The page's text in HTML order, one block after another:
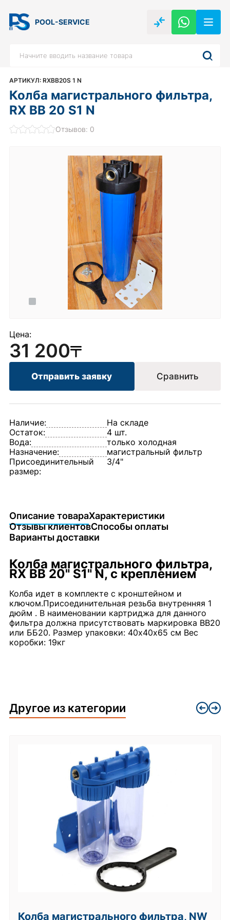
POOL-SERVICE
АРТИКУЛ: RXBB20S 1 N
Колба магистрального фильтра,
RX BB 20 S1 N
Отзывов: 0
Цена:
31 200
Отправить заявку Сравнить
Наличие:
На складе
Остаток:
4 шт.
Вода:
только холодная
Назначение:
магистральный фильтр
Присоединительный
размер:
3/4"
Описание товараХарактеристики
Отзывы клиентовСпособы оплаты
Варианты доставки
Колба магистрального фильтра,
RX BB 20" S1" N, с креплением
Колба идет в комплекте с кронштейном и
ключом.Присоединительная резьба внутренняя 1
дюйм . В наименовании картриджа для данного
фильтра должна присутствовать маркировка BB20
или ББ20. Размер упаковки: 40х40х65 см Вес
коробки: 19кг
Другое из категории
Колба магистрального фильтра, NW